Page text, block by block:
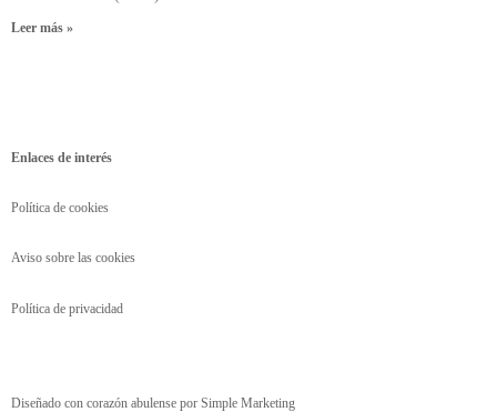
Leer más »
Enlaces de interés
Política de cookies
Aviso sobre las cookies
Política de privacidad
Diseñado con corazón abulense por Simple Marketing